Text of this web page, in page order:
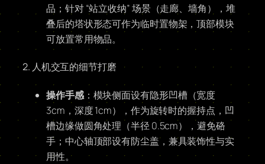
品；针对 “站立收纳” 场景（走廊、墙角），堆
叠后的塔状形态可作为临时置物架，顶部模块
可放置常用物品。
2. 人机交互的细节打磨
操作手感：模块侧面设有隐形凹槽（宽度
3cm，深度 1cm），作为旋转时的握持点，凹
槽边缘做圆角处理（半径 0.5cm），避免硌
手；中心轴顶部设有防尘盖，兼具装饰性与实
用性。